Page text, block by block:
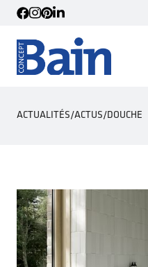
ACTUALITÉS/ACTUS/DOUCHE